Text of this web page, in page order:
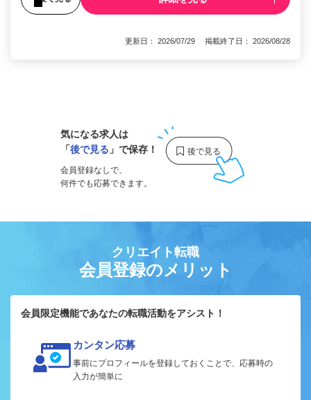
更新日： 2026/07/29 掲載終了日： 2026/08/28
気になる求人は
「後で見る 」で保存！
会員登録なしで、
何件でも応募できます。
クリエイト転職
会員登録のメリット
会員限定機能であなたの転職活動をアシスト！
カンタン応募
事前にプロフィールを登録しておくことで、応募時の
入力が簡単に